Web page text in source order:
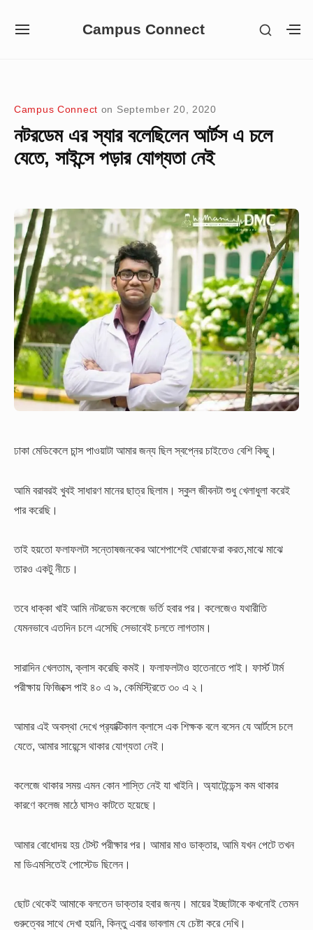
Campus Connect
SITE
SHOW
Campus Connect on September 20, 2020
নটরডেম এর স্যার বলেছিলেন আর্টস এ চলে
যেতে, সাইন্সে পড়ার যোগ্যতা নেই
ঢাকা মেডিকেলে চান্স পাওয়াটা আমার জন্য ছিল স্বপ্নের চাইতেও বেশি কিছু।
আমি বরাবরই খুবই সাধারণ মানের ছাত্র ছিলাম। স্কুল জীবনটা শুধু খেলাধুলা করেই
পার করেছি।
তাই হয়তো ফলাফলটা সন্তোষজনকের আশেপাশেই ঘোরাফেরা করত,মাঝে মাঝে
তারও একটু নীচে।
তবে ধাক্কা খাই আমি নটরডেম কলেজে ভর্তি হবার পর। কলেজেও যথারীতি
যেমনভাবে এতদিন চলে এসেছি সেভাবেই চলতে লাগতাম।
সারাদিন খেলতাম, ক্লাস করেছি কমই। ফলাফলটাও হাতেনাতে পাই। ফার্স্ট টার্ম
পরীক্ষায় ফিজিক্সে পাই ৪০ এ ৯, কেমিস্ট্রিতে ৩০ এ ২।
আমার এই অবস্থা দেখে প্র‍্যাক্টিকাল ক্লাসে এক শিক্ষক বলে বসেন যে আর্টসে চলে
যেতে, আমার সায়েন্সে থাকার যোগ্যতা নেই।
কলেজে থাকার সময় এমন কোন শাস্তি নেই যা খাইনি। অ্যাটেন্ডেন্স কম থাকার
কারণে কলেজ মাঠে ঘাসও কাটতে হয়েছে।
আমার বোধোদয় হয় টেস্ট পরীক্ষার পর। আমার মাও ডাক্তার, আমি যখন পেটে তখন
মা ডিএমসিতেই পোস্টেড ছিলেন।
ছোট থেকেই আমাকে বলতেন ডাক্তার হবার জন্য। মায়ের ইচ্ছাটাকে কখনোই তেমন
গুরুত্বের সাথে দেখা হয়নি, কিন্তু এবার ভাবলাম যে চেষ্টা করে দেখি।